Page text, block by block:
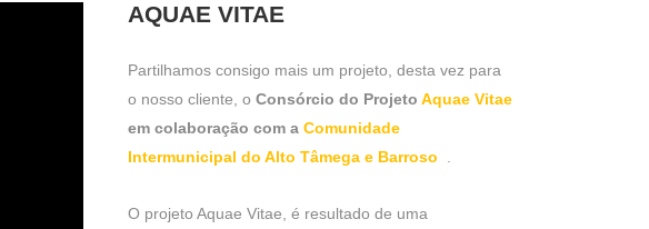
AQUAE VITAE
Partilhamos consigo mais um projeto, desta vez para
o nosso cliente, oConsórcio do ProjetoAquae Vitae
em colaboração com aComunidade
Intermunicipal do Alto Tâmega e Barroso
O projeto Aquae Vitae, é resultado de uma